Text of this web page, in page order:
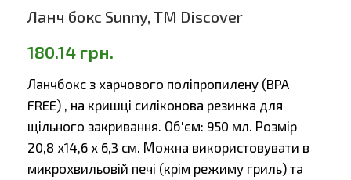
Ланч бокс Sunny, TM Discover
180.14 грн.
Ланчбокс з харчового поліпропилену (BPA
FREE) , на кришці силіконова резинка для
щільного закривання. Об'єм: 950 мл. Розмір
20,8 х14,6 х 6,3 см. Можна використовувати в
микрохвильовій печі (крім режиму гриль) та